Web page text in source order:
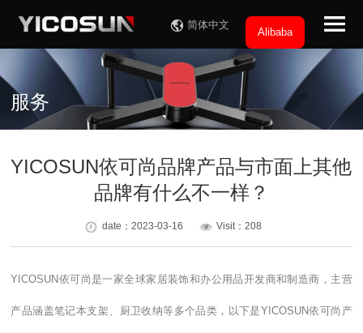
简体中文
Alibaba
服务
YICOSUN依可尚品牌产品与市面上其他
品牌有什么不一样？
date：2023-03-16 Visit：208
YICOSUN依可尚是一家全球家居装饰和办公用品开发商和制造商，主营
产品涵盖笔记本支架、厨卫收纳等多个品类，以下是YICOSUN依可尚产